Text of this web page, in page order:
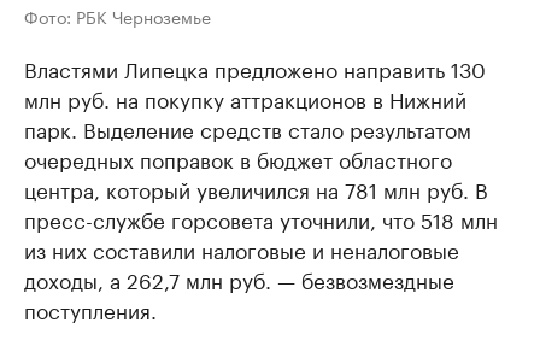
Фото: РБК Черноземье
Властями Липецка предложено направить 130
млн руб. на покупку аттракционов в Нижний
парк. Выделение средств стало результатом
очередных поправок в бюджет областного
центра, который увеличился на 781 млн руб. В
пресс-службе горсовета уточнили, что 518 млн
из них составили налоговые и неналоговые
доходы, а 262,7 млн руб. — безвозмездные
поступления.